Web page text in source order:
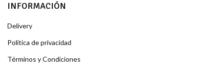
INFORMACIÓN
Delivery
Política de privacidad
Términos y Condiciones